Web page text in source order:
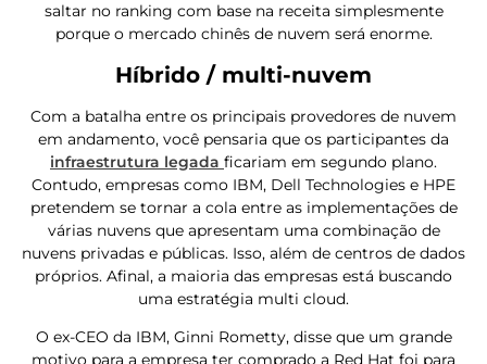
saltar no ranking com base na receita simplesmente
porque o mercado chinês de nuvem será enorme.
Híbrido / multi-nuvem
Com a batalha entre os principais provedores de nuvem
em andamento, você pensaria que os participantes da
infraestrutura legada ficariam em segundo plano.
Contudo, empresas como IBM, Dell Technologies e HPE
pretendem se tornar a cola entre as implementações de
várias nuvens que apresentam uma combinação de
nuvens privadas e públicas. Isso, além de centros de dados
próprios. Afinal, a maioria das empresas está buscando
uma estratégia multi cloud.
O ex-CEO da IBM, Ginni Rometty, disse que um grande
motivo para a empresa ter comprado a Red Hat foi para